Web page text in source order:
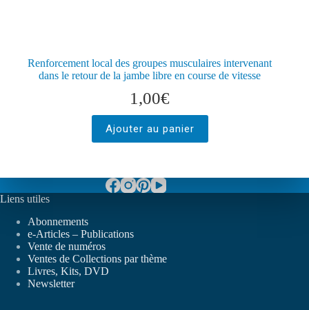
Renforcement local des groupes musculaires intervenant
dans le retour de la jambe libre en course de vitesse
1,00€
Ajouter au panier
Liens utiles
Abonnements
e-Articles – Publications
Vente de numéros
Ventes de Collections par thème
Livres, Kits, DVD
Newsletter